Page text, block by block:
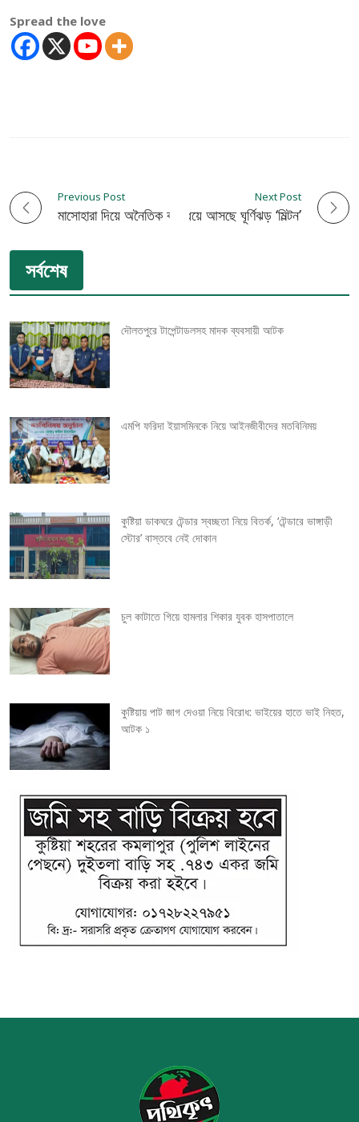
Spread the love
P
o
t
n
a
v
i
g
a
t
i
o
n
Previous Post
মাসোহারা দিয়ে অনৈতিক কর্মকান্ড চালাতো মাছ বাবুর তিন ছেলে
Next Post
ধেয়ে আসছে ঘূর্ণিঝড় ‘মিল্টন’
সর্বশেষ
দৌলতপুরে টাপেন্টাডলসহ মাদক ব্যবসায়ী আটক
এমপি ফরিদা ইয়াসমিনকে নিয়ে আইনজীবীদের মতবিনিময়
কুষ্টিয়া ডাকঘরে টেন্ডার স্বচ্ছতা নিয়ে বিতর্ক, ‘টেন্ডারে ভাঙ্গাড়ী
স্টোর’ বাস্তবে নেই দোকান
চুল কাটাতে গিয়ে হামলার শিকার যুবক হাসপাতালে
কুষ্টিয়ায় পাট জাগ দেওয়া নিয়ে বিরোধ: ভাইয়ের হাতে ভাই নিহত,
আটক ১